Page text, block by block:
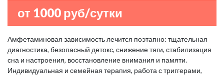
от 1000 руб/сутки
Амфетаминовая зависимость лечится поэтапно: тщательная
диагностика, безопасный детокс, снижение тяги, стабилизация
сна и настроения, восстановление внимания и памяти.
Индивидуальная и семейная терапия, работа с триггерами,